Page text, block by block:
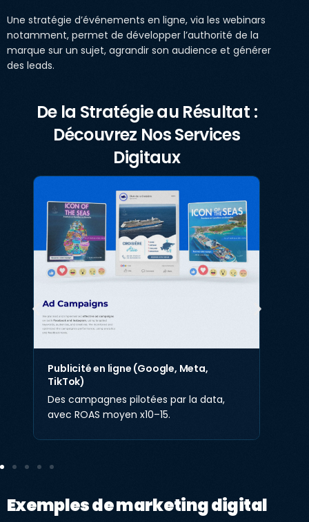
Une stratégie d’événements en ligne, via les webinars
notamment, permet de développer l’authorité de la
marque sur un sujet, agrandir son audience et générer
des leads.
De la Stratégie au Résultat :
Découvrez Nos Services
Digitaux
Publicité en ligne (Google, Meta,
TikTok)
Des campagnes pilotées par la data,
avec ROAS moyen x10–15.
Exemples de marketing digital